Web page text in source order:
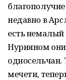
недавно в
есть
Нурияном они
односельчан.
мечети,